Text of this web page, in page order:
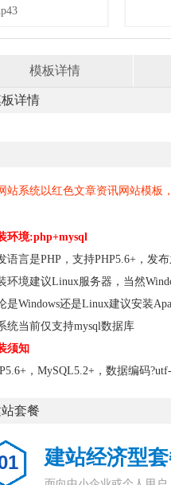
模板详情
详情
站系统以红色文章资讯网站模板
环境:php+mysql
语言是PHP，支持PHP5.6+，发
环境建议Linux服务器，当然
是Windows还是Linux建议安装
统当前仅支持mysql数据库
须知
，MySQL5.2+，数据编码
套餐
建站经济型